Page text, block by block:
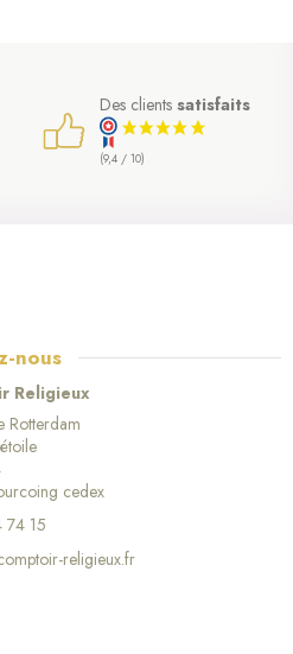
Des clients satisfaits
(9,4 / 10)
nous
Religieux
Rotterdam
cedex
15
religieux.fr